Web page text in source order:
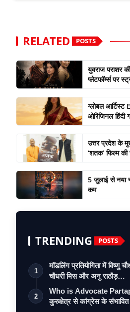
RELATED POSTS
युवराज पराशर
प्लेटफॉर्म्स पर
ग्लोबल
ओरिजिनल हिंदी
उत्तर प्रदेश के
‘शतक’ फिल्म की
5 जुलाई से नया
कम
TRENDING POSTS
1
मॉडलिंग प्रतियोगिता में विष्णु
चौधरी मिस और अनु राठौड़…
2
Who is Advocate
कुरुक्षेत्र से कांग्रेस के